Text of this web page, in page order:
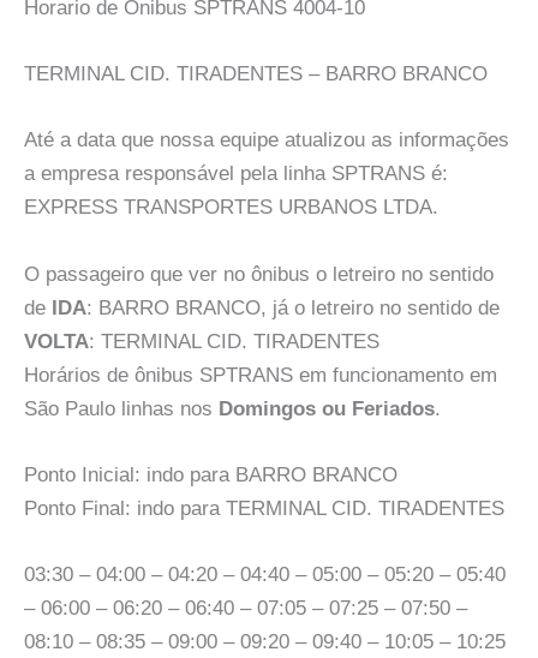
Horario de Onibus SPTRANS 4004-10
TERMINAL CID. TIRADENTES – BARRO BRANCO
Até a data que nossa equipe atualizou as informações
a empresa responsável pela linha SPTRANS é:
EXPRESS TRANSPORTES URBANOS LTDA.
O passageiro que ver no ônibus o letreiro no sentido
de IDA: BARRO BRANCO, já o letreiro no sentido de
VOLTA: TERMINAL CID. TIRADENTES
Horários de ônibus SPTRANS em funcionamento em
São Paulo linhas nos Domingos ou Feriados.
Ponto Inicial: indo para BARRO BRANCO
Ponto Final: indo para TERMINAL CID. TIRADENTES
03:30 – 04:00 – 04:20 – 04:40 – 05:00 – 05:20 – 05:40
– 06:00 – 06:20 – 06:40 – 07:05 – 07:25 – 07:50 –
08:10 – 08:35 – 09:00 – 09:20 – 09:40 – 10:05 – 10:25